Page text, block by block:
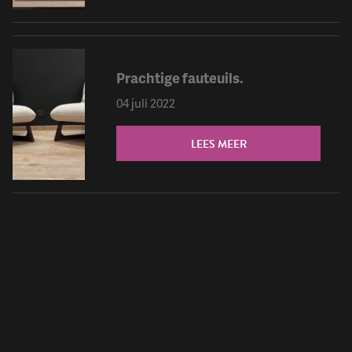
Prachtige fauteuils.
04 juli 2022
LEES MEER